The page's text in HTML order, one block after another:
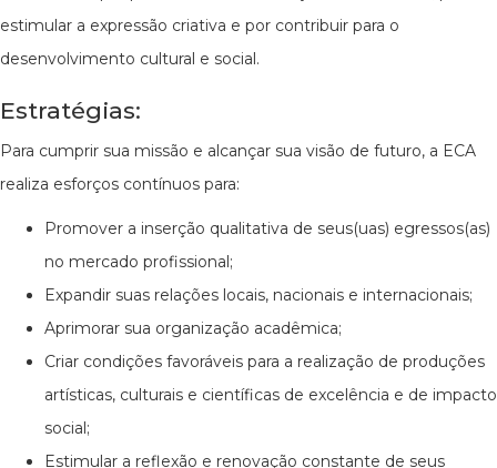
estimular a expressão criativa e por contribuir para o
desenvolvimento cultural e social.
Estratégias:
Para cumprir sua missão e alcançar sua visão de futuro, a ECA
realiza esforços contínuos para:
Promover a inserção qualitativa de seus(uas) egressos(as)
no mercado profissional;
Expandir suas relações locais, nacionais e internacionais;
Aprimorar sua organização acadêmica;
Criar condições favoráveis para a realização de produções
artísticas, culturais e científicas de excelência e de impacto
social;
Estimular a reflexão e renovação constante de seus